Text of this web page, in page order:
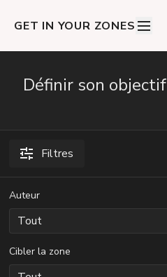
GET IN YOUR ZONES
Définir son objectif
Filtres
Auteur
Cibler la zone